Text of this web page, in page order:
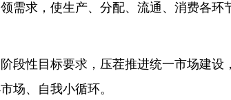
求，使生产、分配、流通、消费各环
性目标要求，压茬推进统一市场建
场、自我小循环。